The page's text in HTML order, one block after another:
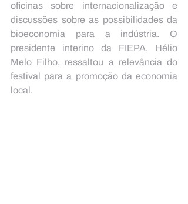
oficinas sobre internacionalização e
discussões sobre as possibilidades da
bioeconomia para a indústria. O
presidente interino da FIEPA, Hélio
Melo Filho, ressaltou a relevância do
festival para a promoção da economia
local.